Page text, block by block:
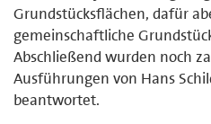
Grundstücksflächen, dafür
gemeinschaftliche
Abschließend wurden noch
Ausführungen von Hans
beantwortet.